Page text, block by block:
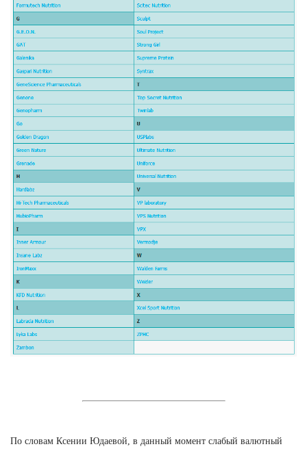
По словам Ксении Юдаевой, в данный момент слабый валютный